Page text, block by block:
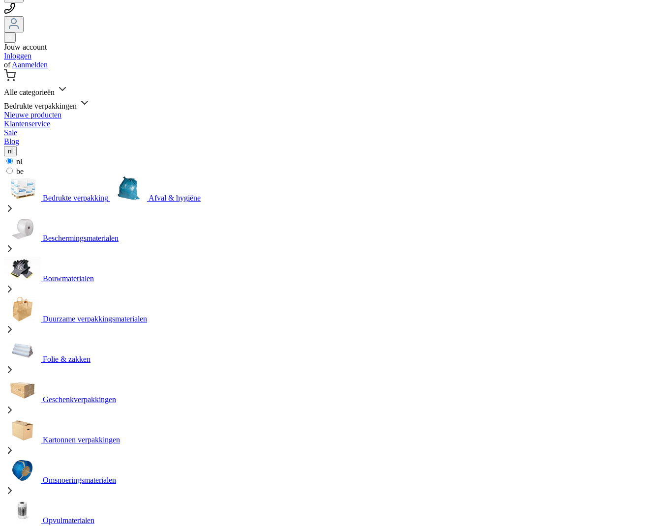
Jouw account
Inloggen
ofAanmelden
Alle categorieën
Bedrukte verpakkingen
Nieuwe producten
Klantenservice
Sale
Blog
nl
nl
be
Bedrukte verpakking Afval & hygiëne
Beschermingsmaterialen
Bouwmaterialen
Duurzame verpakkingsmaterialen
Folie & zakken
Geschenkverpakkingen
Kartonnen verpakkingen
Omsnoeringsmaterialen
Opvulmaterialen